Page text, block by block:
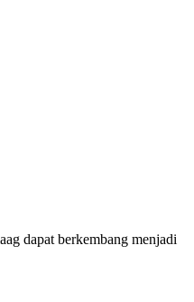
dapat berkembang menjadi